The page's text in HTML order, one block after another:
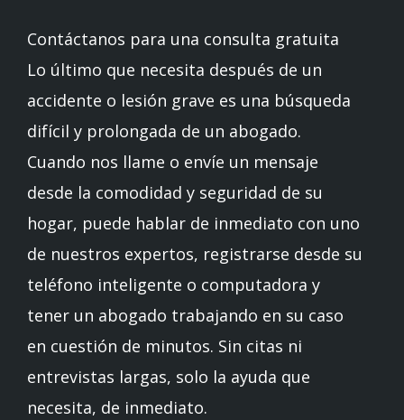
Contáctanos para una consulta gratuita
Lo último que necesita después de un
accidente o lesión grave es una búsqueda
difícil y prolongada de un abogado.
Cuando nos llame o envíe un mensaje
desde la comodidad y seguridad de su
hogar, puede hablar de inmediato con uno
de nuestros expertos, registrarse desde su
teléfono inteligente o computadora y
tener un abogado trabajando en su caso
en cuestión de minutos. Sin citas ni
entrevistas largas, solo la ayuda que
necesita, de inmediato.